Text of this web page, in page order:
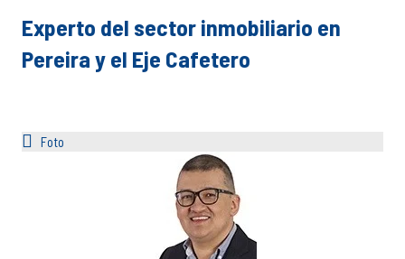
Experto del sector inmobiliario en
Pereira y el Eje Cafetero
Foto